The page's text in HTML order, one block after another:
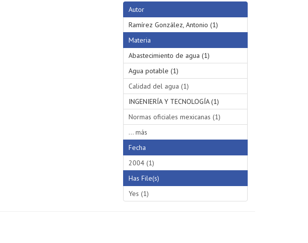
Autor
Ramírez González, Antonio (1)
Materia
Abastecimiento de agua (1)
Agua potable (1)
Calidad del agua (1)
INGENIERÍA Y TECNOLOGÍA (1)
Normas oficiales mexicanas (1)
... más
Fecha
2004 (1)
Has File(s)
Yes (1)